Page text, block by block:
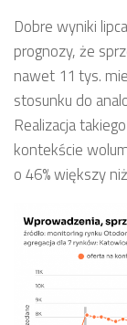
Dobre wyniki
prognozy, że
nawet 11 tys.
stosunku do
Realizacja
kontekście
o 46% większy